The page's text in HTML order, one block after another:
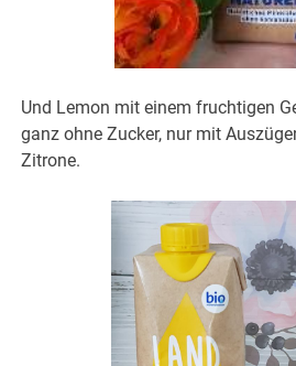
Und Lemon mit einem fruchtigen
ganz ohne Zucker, nur mit
Zitrone.